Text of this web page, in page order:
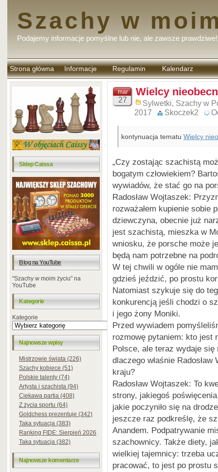
Szachy w
Podajemy informacje pomyślne lub nie, ale zawsze prawdziwe!
Strona główna Informacje Regulamin
komentarzy
Kalendarz
Sklep Caissa
Blog na YouTube
"Szachy w moim życiu" na
YouTube
Kategorie
Kategorie
Najnowsze wpisy
Mistrzowie świata (226)
Szachy kobiece (51)
Polskie talenty (74)
Artysta i szachista (94)
Ciekawa partia (408)
Z życia sportu (64)
Goldchess prezentuje (342)
Taka sytuacja (383)
Ranking FIDE: Sierpień 2026
Taka sytuacja (382)
Najnowsze komentarze
mar
27
Wielcy
Sylwetki, Szachy w
2017
Skoczek2
kontynuacja tematu Wielcy
„Czy zostając szachistą
bogatym człowiekiem?
wywiadów, że stać go na
Radosław Wojtaszek:
rozważałem kupienie sobie
dziewczyna, obecnie już
jest szachistą, mieszka w
wniosku, że porsche może
będą nam potrzebne na
W tej chwili w ogóle nie
gdzieś jeździć, po prostu
Natomiast szykuje się do
konkurencją jeśli chodzi o
i jego żony Moniki.
Przed wywiadem
rozmowę pytaniem: kto jest
Polsce, ale teraz wydaje się
dlaczego właśnie
kraju?
Radosław Wojtaszek: To
strony, jakiegoś
jakie poczyniło się na
jeszcze raz podkreślę, że
Anandem. Podpatrywanie
szachownicy. Także diety,
wielkiej tajemnicy: trzeba
pracować, to jest po prostu